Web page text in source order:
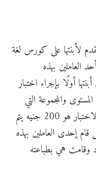
لأبنتها على كورس لغة
العاملين بهذه
أولًا بإجراء اختبار
والمجموعة التي
سيتم إلحاق أبنتها بها، وأن سعر هذا الاختبار هو 200 جنيه يتم
إحدى العاملين بهذه
وقامت هي بطباعته